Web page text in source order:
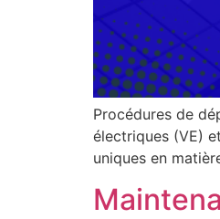
Procédures de
électriques (VE)
uniques en